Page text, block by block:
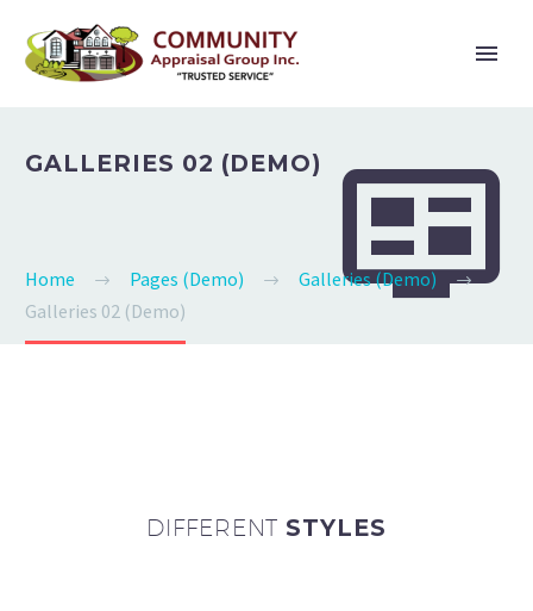


GALLERIES 02 (DEMO)
Home Pages (Demo)
Galleries (Demo)
Galleries 02 (Demo)
DIFFERENT STYLES